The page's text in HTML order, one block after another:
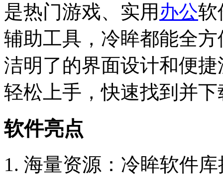
是热门游戏、实用 办公软
辅助工具，冷眸都能全
洁明了的界面设计和便
轻松上手，快速找到并
软件亮点
1. 海量资源：冷眸软件